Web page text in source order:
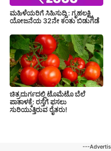
ಮಹಿಳೆಯರಿಗೆ ಸಿಹಿಸುದ್ದಿ : ಗೃಹಲಕ್ಷ್ಮಿ
ಯೋಜನೆಯ 32ನೇ ಕಂತು ಬಿಡುಗಡೆ
ಚಿತ್ರದುರ್ಗದಲ್ಲಿ ಟೊಮೆಟೊ ಬೆಲೆ
ಪಾತಾಳಕ್ಕೆ: ರಸ್ತೆಗೆ ಫಸಲು
ಸುರಿಯುತ್ತಿರುವ ರೈತರು!
---